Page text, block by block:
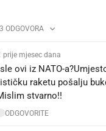
ODGOVORA
prije mjesec dana
ovi iz NATO-
raketu pošalju
stvarno!!
ODGOVORITE